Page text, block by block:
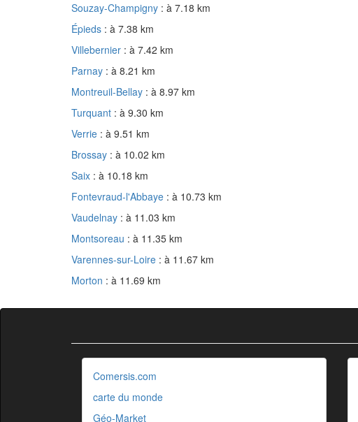
Souzay-Champigny : à 7.18 km
Épieds : à 7.38 km
Villebernier : à 7.42 km
Parnay : à 8.21 km
Montreuil-Bellay : à 8.97 km
Turquant : à 9.30 km
Verrie : à 9.51 km
Brossay : à 10.02 km
Saix : à 10.18 km
Fontevraud-l'Abbaye : à 10.73 km
Vaudelnay : à 11.03 km
Montsoreau : à 11.35 km
Varennes-sur-Loire : à 11.67 km
Morton : à 11.69 km
Comersis.com
carte du monde
Géo-Market